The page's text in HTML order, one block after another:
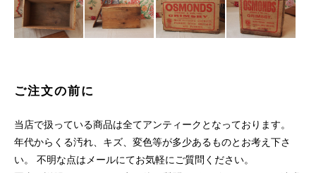
ご注文の前に
当店で扱っている商品は全てアンティークとなっております。
年代からくる汚れ、キズ、変色等が多少あるものとお考え下さ
い。 不明な点はメールにてお気軽にご質問ください。